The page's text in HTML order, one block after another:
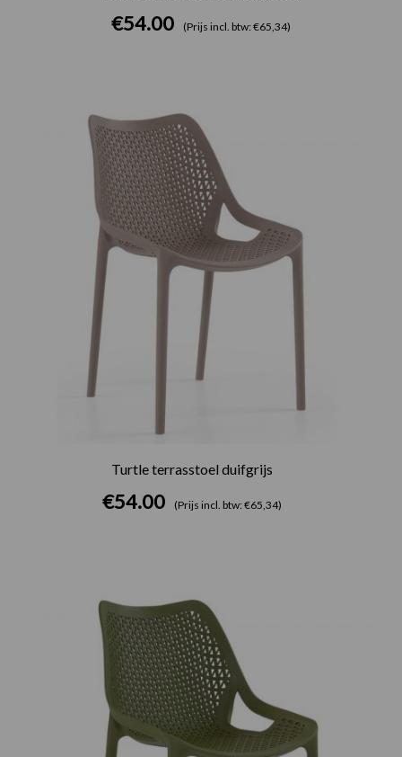
€54.00 (Prijs incl. btw: €65,34)
Turtle terrasstoel duifgrijs
€54.00 (Prijs incl. btw: €65,34)